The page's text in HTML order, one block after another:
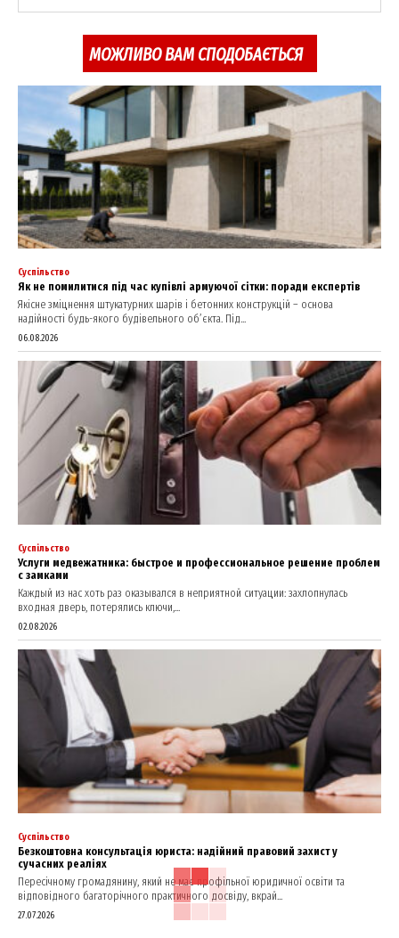
News Week
Magazine PRO
Company
About
Contact us
My account
МОЖЛИВО ВАМ СПОДОБАЄТЬСЯ
Суспільство
Як не помилитися під час купівлі армуючої сітки: поради експертів
Якісне зміцнення штукатурних шарів і бетонних конструкцій – основа
надійності будь-якого будівельного об’єкта. Під...
06.08.2026
Суспільство
Услуги медвежатника: быстрое и профессиональное решение проблем
с замками
Каждый из нас хоть раз оказывался в неприятной ситуации: захлопнулась
входная дверь, потерялись ключи,...
02.08.2026
Суспільство
Безкоштовна консультація юриста: надійний правовий захист у
сучасних реаліях
Пересічному громадянину, який не має профільної юридичної освіти та
відповідного багаторічного практичного досвіду, вкрай...
27.07.2026